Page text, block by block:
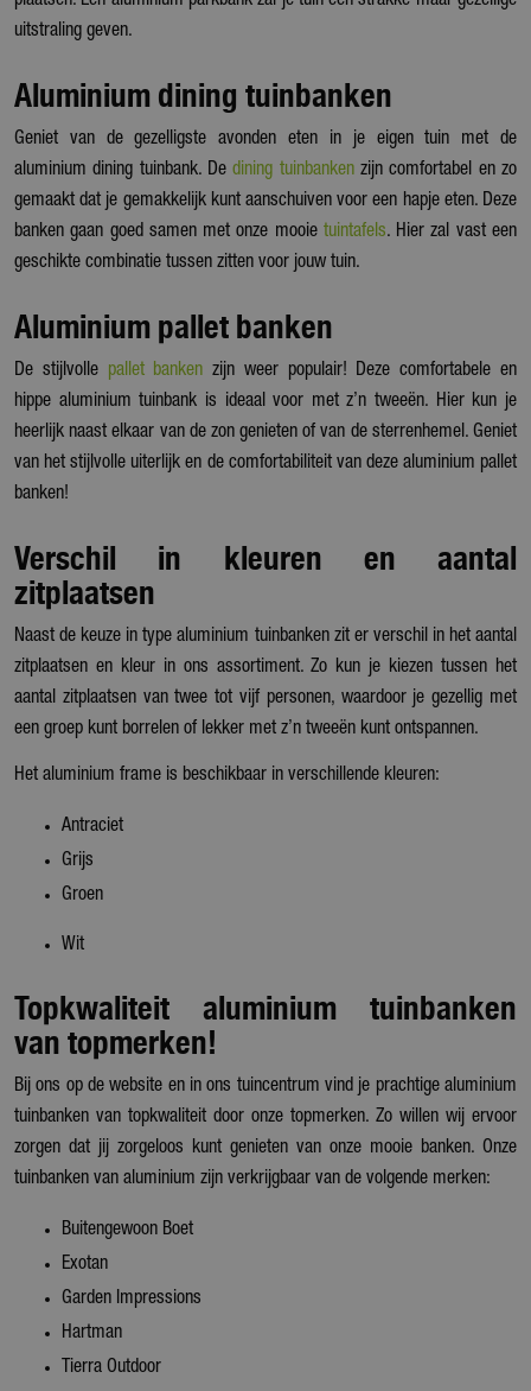
uitstraling geven.
Aluminium dining tuinbanken
Geniet van de gezelligste avonden eten in je eigen tuin met de
aluminium dining tuinbank. Dedining tuinbankenzijn comfortabel en zo
gemaakt dat je gemakkelijk kunt aanschuiven voor een hapje eten. Deze
banken gaan goed samen met onze mooie tuintafels. Hier zal vast een
geschikte combinatie tussen zitten voor jouw tuin.
Aluminium pallet banken
De stijlvolle pallet banken zijn weer populair! Deze comfortabele en
hippe aluminium tuinbank is ideaal voor met z’n tweeën. Hier kun je
heerlijk naast elkaar van de zon genieten of van de sterrenhemel. Geniet
van het stijlvolle uiterlijk en de comfortabiliteit van deze aluminium pallet
banken!
Verschil in kleuren en aantal
zitplaatsen
Naast de keuze in type aluminium tuinbanken zit er verschil in het aantal
zitplaatsen en kleur in ons assortiment. Zo kun je kiezen tussen het
aantal zitplaatsen van twee tot vijf personen, waardoor je gezellig met
een groep kunt borrelen of lekker met z’n tweeën kunt ontspannen.
Het aluminium frame is beschikbaar in verschillende kleuren:
Antraciet
Grijs
Groen
Wit
Topkwaliteit aluminium tuinbanken
van topmerken!
Bij ons op de website en in ons tuincentrum vind je prachtige aluminium
tuinbanken van topkwaliteit door onze topmerken. Zo willen wij ervoor
zorgen dat jij zorgeloos kunt genieten van onze mooie banken. Onze
tuinbanken van aluminium zijn verkrijgbaar van de volgende merken:
Buitengewoon Boet
Exotan
Garden Impressions
Hartman
Tierra Outdoor